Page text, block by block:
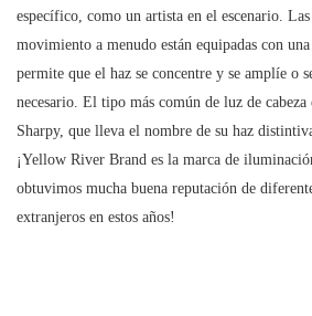
específico, como un artista en el escenario. Las
movimiento a menudo están equipadas con
permite que el haz se concentre y se amplíe o
necesario. El tipo más común de luz de
Sharpy, que lleva el nombre de su haz
¡Yellow River Brand es la marca de
obtuvimos mucha buena reputación de
extranjeros en estos años!